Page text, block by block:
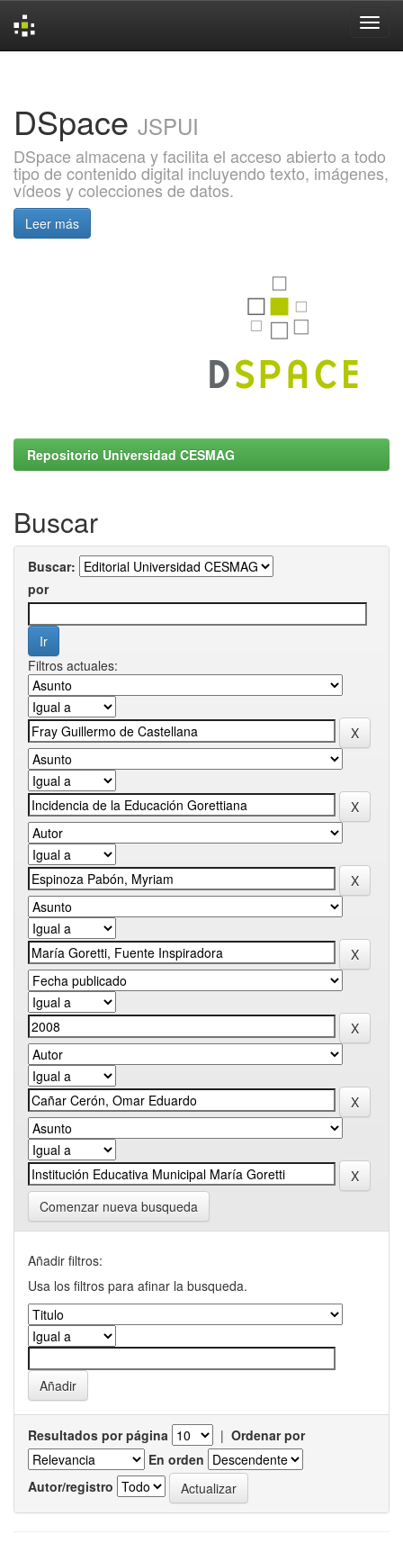
DSpace JSPUI
DSpace almacena y facilita el acceso abierto a todo
tipo de contenido digital incluyendo texto, imágenes,
vídeos y colecciones de datos.
Leer más
Repositorio Universidad CESMAG
Buscar
Buscar:
por
Filtros actuales:
Comenzar nueva busqueda
Añadir filtros:
Usa los filtros para afinar la busqueda.
Resultados por página | Ordenar por
En orden
Autor/registro